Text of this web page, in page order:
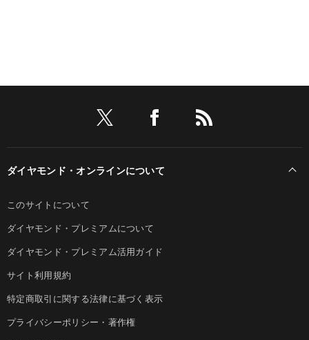
ダイヤモンド・オンラインについて
このサイトについて
ダイヤモンド・プレミアムについて
ダイヤモンド・プレミアム活用ガイド
サイト利用規約
特定商取引に関する法律に基づく表示
プライバシーポリシー・著作権